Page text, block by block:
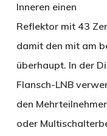
Inneren einen
Reflektor mit 43
damit den mit am
überhaupt. In der
Flansch-LNB
den
oder